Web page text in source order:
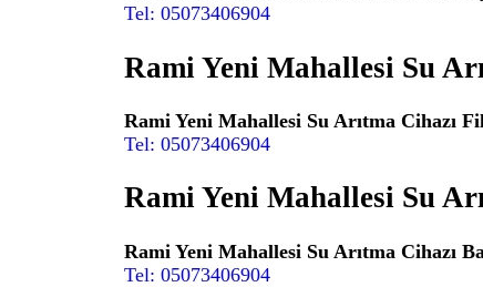
Tel: 05073406904
Rami Yeni Mahallesi Su
Rami Yeni Mahallesi Su Arıtma Cihazı
Tel: 05073406904
Rami Yeni Mahallesi Su
Rami Yeni Mahallesi Su Arıtma Cihazı
Tel: 05073406904